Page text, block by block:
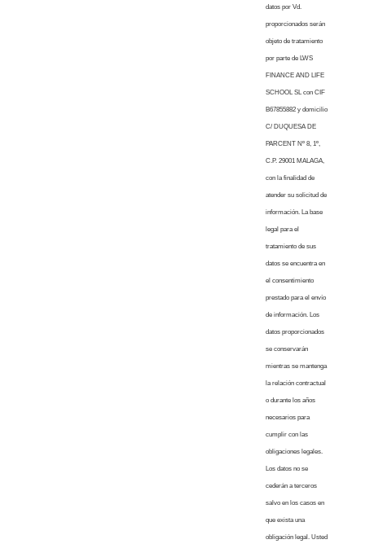
datos por Vd.
proporcionados serán
objeto de tratamiento
por parte de LWS
FINANCE AND LIFE
SCHOOL SL con CIF
B67855882 y domicilio
C/ DUQUESA DE
PARCENT Nº 8, 1º,
C.P. 29001 MALAGA,
con la finalidad de
atender su solicitud de
información. La base
legal para el
tratamiento de sus
datos se encuentra en
el consentimiento
prestado para el envío
de información. Los
datos proporcionados
se conservarán
mientras se mantenga
la relación contractual
o durante los años
necesarios para
cumplir con las
obligaciones legales.
Los datos no se
cederán a terceros
salvo en los casos en
que exista una
obligación legal. Usted